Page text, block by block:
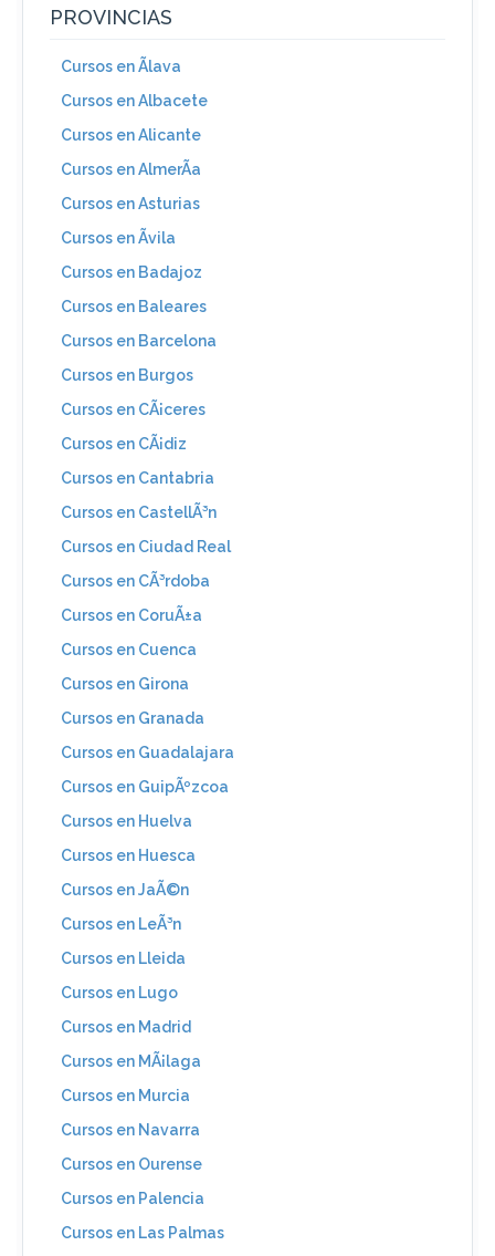
PROVINCIAS
Cursos en Ãlava
Cursos en Albacete
Cursos en Alicante
Cursos en AlmerÃ­a
Cursos en Asturias
Cursos en Ãvila
Cursos en Badajoz
Cursos en Baleares
Cursos en Barcelona
Cursos en Burgos
Cursos en CÃ¡ceres
Cursos en CÃ¡diz
Cursos en Cantabria
Cursos en CastellÃ³n
Cursos en Ciudad Real
Cursos en CÃ³rdoba
Cursos en CoruÃ±a
Cursos en Cuenca
Cursos en Girona
Cursos en Granada
Cursos en Guadalajara
Cursos en GuipÃºzcoa
Cursos en Huelva
Cursos en Huesca
Cursos en JaÃ©n
Cursos en LeÃ³n
Cursos en Lleida
Cursos en Lugo
Cursos en Madrid
Cursos en MÃ¡laga
Cursos en Murcia
Cursos en Navarra
Cursos en Ourense
Cursos en Palencia
Cursos en Las Palmas